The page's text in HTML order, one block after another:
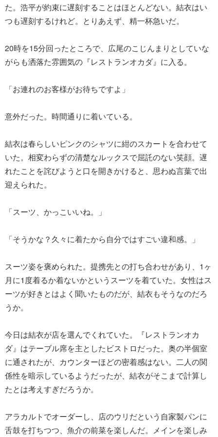
た。浩平が約束に遅刻することはほとんどない。結衣はい
つも遅刻するけれど。とりあえず、精一杯急いだ。
20時を15分回ったところで、広尾のこじんまりとしていな
がらも洒落た雰囲気の『レストランオカダ』に入る。
「お連れのお客様がお待ちですよ」
意外だった。時間通りに着いている。
結衣は春らしいピンクのシャツに紺のスカートを合わせて
いた。相変わらずの清楚なルックスで屈託のない笑顔。遅
れたことを詫びようと口を開きかけると、思わぬ言葉で出
迎えられた。
「スーツ、かっこいいね。」
「そうかな？久々に着たから自分ではすごい違和感。」
スーツ姿を褒められた。提携先との打ち合わせがあり、1ヶ
月に1度着るか着ないかというスーツを着ていた。女性はス
ーツが好きとはよく聞いたものだが、結衣もそうなのだろ
うか。
今日は結衣が店を選んでくれていた。『レストランオカ
ダ』はテーブル席を主としたビストロだった。奥の半個室
に通されたが、カウンターほどの密着感はない。二人の関
係性を暗示しているようだったが、結衣がそこまで計算し
たとは考えすぎだろうか。
アラカルトでオーダーし、店のウリだという自家製パンに
舌鼓を打ちつつ、魚介の前菜を楽しんだ。メインを楽しみ